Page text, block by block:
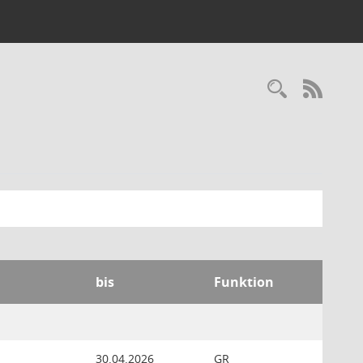
bis Funktion
30.04.2026 GR